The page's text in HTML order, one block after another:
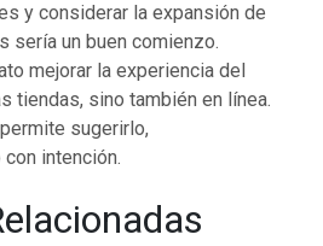
y considerar la expansión de
sería un buen comienzo.
mejorar la experiencia del
tiendas, sino también en línea.
sugerirlo,
intención.